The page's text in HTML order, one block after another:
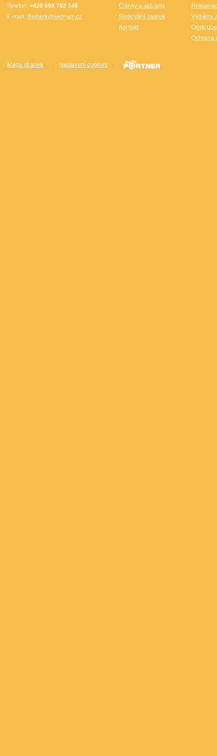
Telefon: +420 608 702 146
E-mail: jflejberk@seznam.cz
Články a aktuality
Sledování zásilek
Kontakt
Výměna
Ochrana
Mapa stránek | Nastavení cookies |